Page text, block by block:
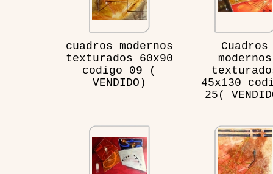
cuadros modernos
texturados 60x90
codigo 09 (
VENDIDO)
Cuadros
modernos
45x130
25(